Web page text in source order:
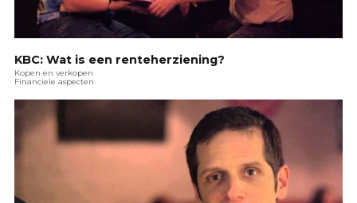
KBC: Wat is een renteherziening?
Kopen en verkopen
Financiele aspecten